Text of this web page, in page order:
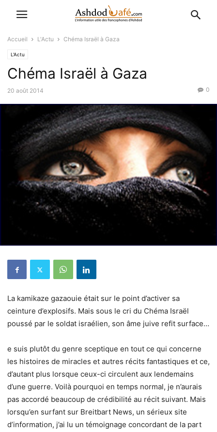
Accueil L'Actu Chéma Israël à Gaza
L'Actu
Chéma Israël à Gaza
20 août 2014 0
La kamikaze gazaouie était sur le point d’activer sa
ceinture d’explosifs. Mais sous le cri du Chéma Israël
poussé par le soldat israélien, son âme juive refit surface…
e suis plutôt du genre sceptique en tout ce qui concerne
les histoires de miracles et autres récits fantastiques et ce,
d’autant plus lorsque ceux-ci circulent aux lendemains
d’une guerre. Voilà pourquoi en temps normal, je n’aurais
pas accordé beaucoup de crédibilité au récit suivant. Mais
lorsqu’en surfant sur Breitbart News, un sérieux site
d’information, j’ai lu un témoignage concordant de la part